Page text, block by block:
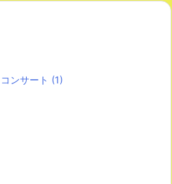
ンサート (1)